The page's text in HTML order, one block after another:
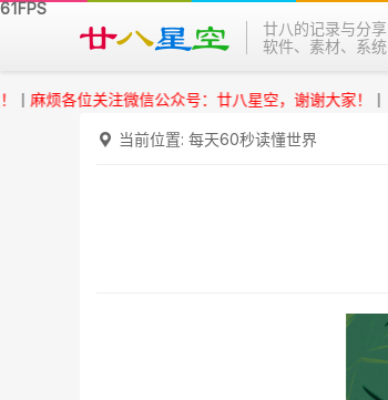
廿八的记录与分享
软件、素材、系统
位关注微信公众号：廿八星空，谢谢大家！|
当前位置: 每天60秒读懂世界